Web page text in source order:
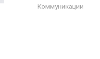
Коммуникации